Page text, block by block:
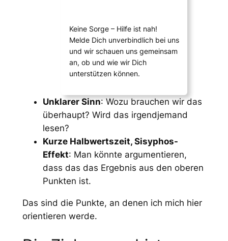
Keine Sorge – Hilfe ist nah!
Melde Dich unverbindlich bei uns
und wir schauen uns gemeinsam
an, ob und wie wir Dich
unterstützen können.
Unklarer Sinn: Wozu brauchen wir das
überhaupt? Wird das irgendjemand
lesen?
Kurze Halbwertszeit, Sisyphos-
Effekt: Man könnte argumentieren,
dass das das Ergebnis aus den oberen
Punkten ist.
Das sind die Punkte, an denen ich mich hier
orientieren werde.